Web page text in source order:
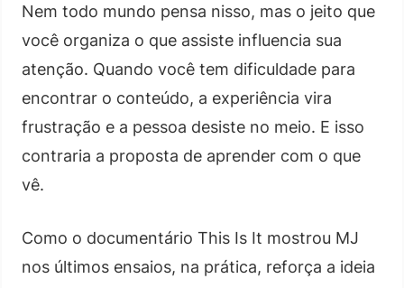
Nem todo mundo pensa nisso, mas o jeito que
você organiza o que assiste influencia sua
atenção. Quando você tem dificuldade para
encontrar o conteúdo, a experiência vira
frustração e a pessoa desiste no meio. E isso
contraria a proposta de aprender com o que
vê.
Como o documentário This Is It mostrou MJ
nos últimos ensaios, na prática, reforça a ideia